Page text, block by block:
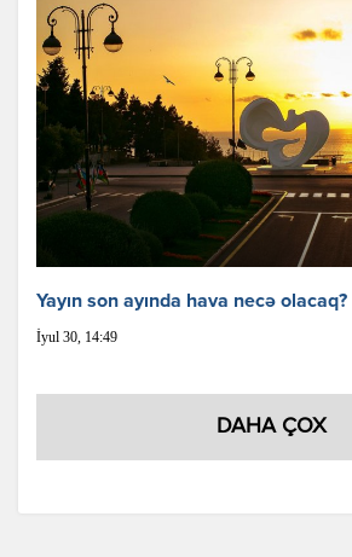
Yayın son ayında hava necə olacaq?
İyul 30, 14:49
DAHA ÇOX